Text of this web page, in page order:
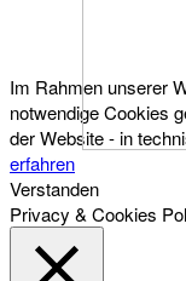
Im Rahmen unserer
notwendige Cookies
der Website - in
erfahren
Verstanden
Privacy & Cookies